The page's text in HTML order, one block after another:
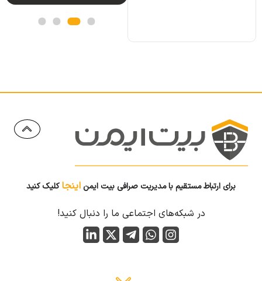
برای ارتباط مستقیم با مدیریت صرافی بیت ایمن اینجاکلیک کنید
در شبکه‌های اجتماعی ما را دنبال کنید!